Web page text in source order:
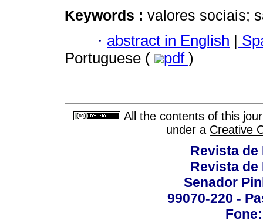
Keywords : valores sociais;
· abstract in English |
Portuguese (
pdf )
All the contents of this
under a Creative
Revista de
Revista de
Senador
99070-220 -